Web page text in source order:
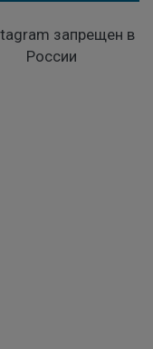
запрещен в
России